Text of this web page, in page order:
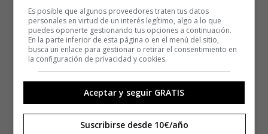
Es posible que algunos proveedores traten tus datos
personales en virtud de un interés legítimo, algo a lo que
puedes oponerte gestionando tus opciones a continuación.
En la parte inferior de esta página o en el menú del sitio,
busca un enlace para gestionar o retirar el consentimiento en
la configuración de privacidad y cookies.
Aceptar y seguir GRATIS
Suscribirse desde 10€/año